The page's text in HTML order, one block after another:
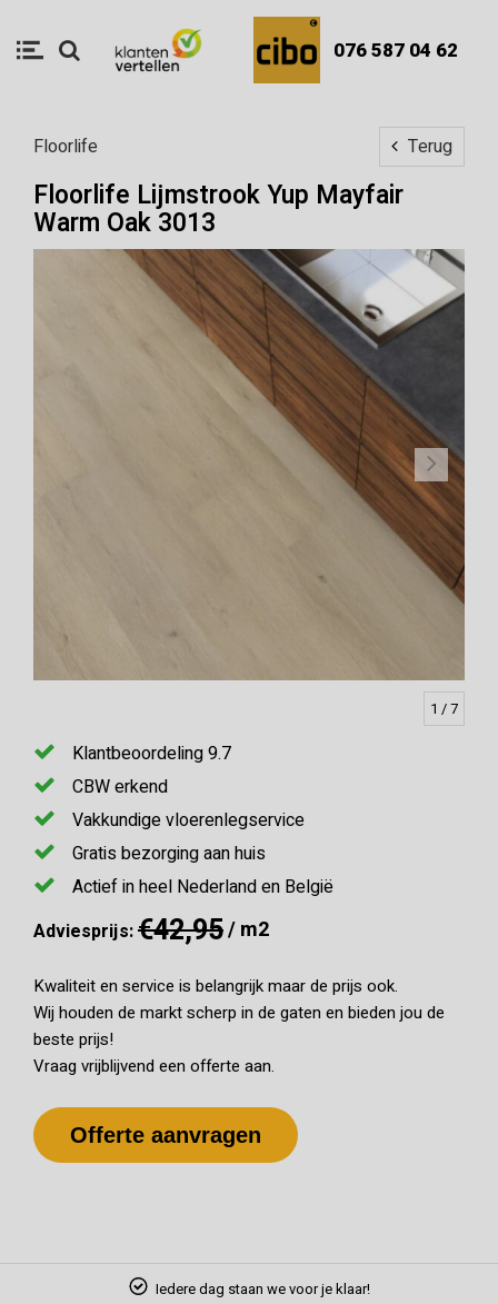
076 587 04 62
Floorlife Terug
Floorlife Lijmstrook Yup Mayfair
Warm Oak 3013
1 / 7
Klantbeoordeling 9.7
CBW erkend
Vakkundige vloerenlegservice
Gratis bezorging aan huis
Actief in heel Nederland en België
Adviesprijs:€42,95/ m2
Kwaliteit en service is belangrijk maar de prijs ook.
Wij houden de markt scherp in de gaten en bieden jou de
beste prijs!
Vraag vrijblijvend een offerte aan.
Offerte aanvragen
Iedere dag staan we voor je klaar!